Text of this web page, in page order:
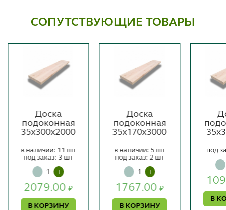
СОПУТСТВУЮЩИЕ ТОВАРЫ
Доска
подоконная
35х300х2000
2079.00₽
В КОРЗИНУ
в наличии: 11 шт
под заказ: 3 шт
Доска
подоконная
35х170х3000
1767.00₽
В КОРЗИНУ
в наличии: 5 шт
под заказ: 2 шт
В
под